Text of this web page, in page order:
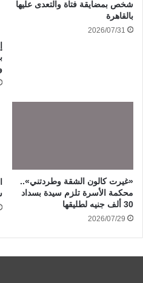
شخص بمضايقة فتاة والتعدى عليها
بالقاهرة
2026/07/31
«غيرت كالون الشقة وطردتني»..
محكمة الأسرة تلزم سيدة بسداد
30 ألف جنيه لطليقها
2026/07/29